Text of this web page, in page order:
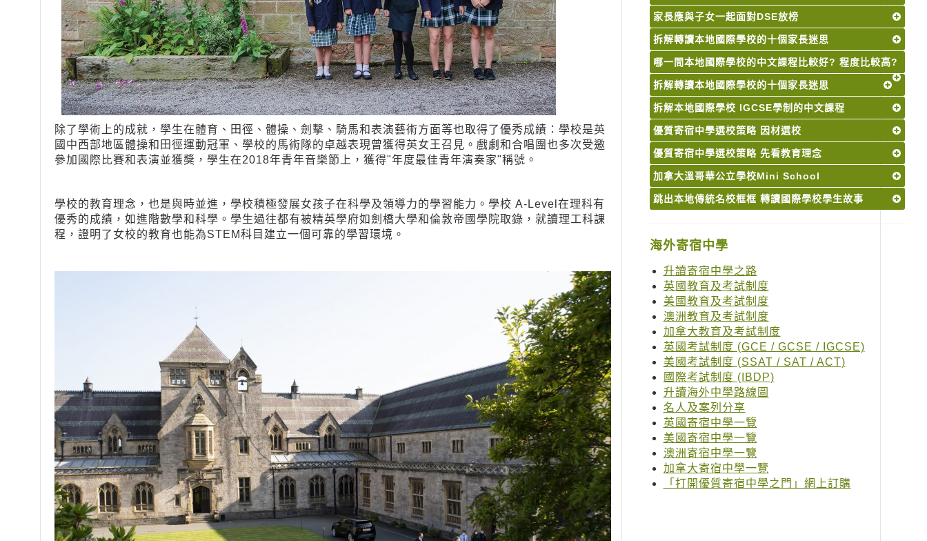
除了學術上的成就，學生在體育、田徑、體操、劍擊、騎馬和表演藝術方面等也取得了優秀成績：學校是英
國中西部地區體操和田徑運動冠軍、學校的馬術隊的卓越表現曾獲得英女王召見。戲劇和合唱團也多次受邀
參加國際比賽和表演並獲獎，學生在2018年青年音樂節上，獲得"年度最佳青年演奏家"稱號。
學校的教育理念，也是與時並進，學校積極發展女孩子在科學及領導力的學習能力。學校 A-Level在理科有
優秀的成績，如進階數學和科學。學生過往都有被精英學府如劍橋大學和倫敦帝國學院取錄，就讀理工科課
程，證明了女校的教育也能為STEM科目建立一個可靠的學習環境。
家長應與子女一起面對DSE放榜
拆解轉讀本地國際學校的十個家長迷思
哪一間本地國際學校的中文課程比較好? 程度比較高?
拆解轉讀本地國際學校的十個家長迷思
拆解本地國際學校 IGCSE學制的中文課程
優質寄宿中學選校策略 因材選校
優質寄宿中學選校策略 先看教育理念
加拿大溫哥華公立學校Mini School
跳出本地傳統名校框框 轉讀國際學校學生故事
海外寄宿中學
升讀寄宿中學之路
英國教育及考試制度
美國教育及考試制度
澳洲教育及考試制度
加拿大教育及考試制度
英國考試制度 (GCE / GCSE / IGCSE)
美國考試制度 (SSAT / SAT / ACT)
國際考試制度 (IBDP)
升讀海外中學路線圖
名人及案列分享
英國寄宿中學一覽
美國寄宿中學一覽
澳洲寄宿中學一覽
加拿大寄宿中學一覽
「打開優質寄宿中學之門」網上訂購